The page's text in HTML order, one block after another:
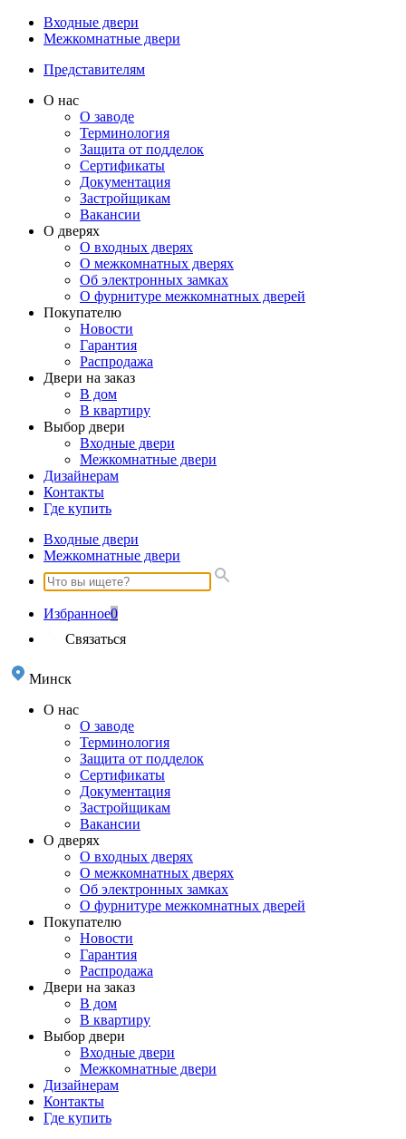
Входные двери
Межкомнатные двери
Представителям
О нас
О заводе
Терминология
Защита от подделок
Сертификаты
Документация
Застройщикам
Вакансии
О дверях
О входных дверях
О межкомнатных дверях
Об электронных замках
О фурнитуре межкомнатных дверей
Покупателю
Новости
Гарантия
Распродажа
Двери на заказ
В дом
В квартиру
Выбор двери
Входные двери
Межкомнатные двери
Дизайнерам
Контакты
Где купить
Входные двери
Межкомнатные двери
Избранное0
Связаться
Минск
О нас
О заводе
Терминология
Защита от подделок
Сертификаты
Документация
Застройщикам
Вакансии
О дверях
О входных дверях
О межкомнатных дверях
Об электронных замках
О фурнитуре межкомнатных дверей
Покупателю
Новости
Гарантия
Распродажа
Двери на заказ
В дом
В квартиру
Выбор двери
Входные двери
Межкомнатные двери
Дизайнерам
Контакты
Где купить